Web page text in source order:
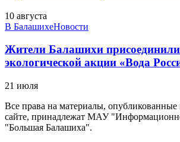
10 августа
В БалашихеНовости
Жители Балашихи
экологической акции «Вода
21 июля
Все права на материалы, опубликованные
сайте, принадлежат МАУ
"Большая Балашиха".